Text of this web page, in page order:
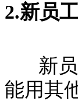
2.新员
新
能用其